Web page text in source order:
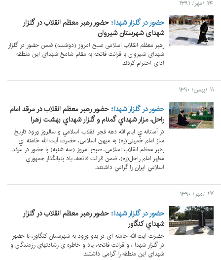
۲۴ /مهر/ ۱۳۹۱
حضور در گلزار شهدا حضور رهبر معظم انقلاب در گلزار
شهدای شهرستان شیروان
رهبر معظم انقلاب اسلامی صبح امروز (دوشنبه) ضمن حضور در گلزار
شهدای شیروان با قرائت فاتحه به مقام شامخ شهدای این منطقه
ادای احترام کردند.
۱۱ /بهمن/ ۱۳۹۰
حضور در گلزار شهدا حضور رهبر معظم انقلاب در مرقد امام
راحل، مزار شهداي گمنام و گلزار شهداي بهشت زهرا
در آستانه‌ ي ايام الله دهه فجر انقلاب اسلامي و سالروز ورود تاريخ
ساز امام خميني(ره) به ميهن اسلامي، حضرت آيت الله خامنه اي
رهبر معظم انقلاب اسلامي، صبح امروز (سه شنبه) با حضور در مرقد
مطهر امام راحل(ره)، ضمن قرائت فاتحه، ياد بنيانگذار جمهوري
اسلامي ايران را گرامي داشتند.
۲۷ /مهر/ ۱۳۹۰
حضور در گلزار شهدا حضور رهبر معظم انقلاب در گلزار
شهداي كنگاور
حضرت آیت الله خامنه ای در بدو ورود به شهرستان کنگاور، با حضور
در گلزار شهدا ، و قرائت فاتحه، یاد و خاطره ی رشادتهای رزمندگان و
شهدای این منطقه را گرامی داشتند.